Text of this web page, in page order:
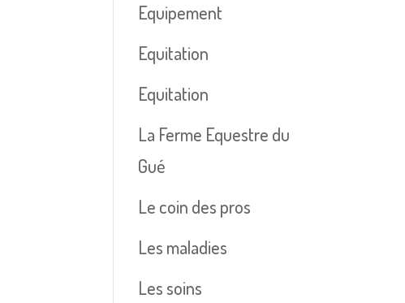
Equipement
Equitation
Equitation
La Ferme Equestre du
Gué
Le coin des pros
Les maladies
Les soins